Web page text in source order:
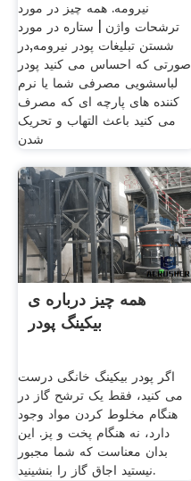
نیرومه. همه چیز در مورد
ترشحات واژن | ستاره در مورد
شستن تبلیغات پودر نیرومه,در
صورتی که احساس می کنید پودر
لباسشویی مصرفی شما یا نرم
کننده های پارچه ای که مصرف
می کنید باعث التهاب و تحریک
شدن
همه چیز درباره ی
بیکینگ پودر
اگر پودر بیکینگ خانگی درست
می کنید، فقط یک ترشح گاز در
هنگام مخلوط کردن مواد وجود
دارد، نه هنگام پخت و پز. این
بدان معناست که شما مجبور
نیستید اجاق گاز را بنشینید.